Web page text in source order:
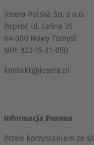
Josera Polska Sp. z o.o.
Paproć ul. Leśna 35
64-300 Nowy Tomyśl
NIP: 923-15-31-050
kontakt@josera.pl
Informacja Prawna
Przed korzystaniem ze